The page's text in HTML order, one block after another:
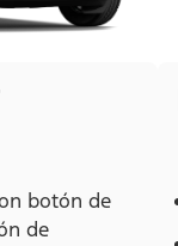
botón de
de